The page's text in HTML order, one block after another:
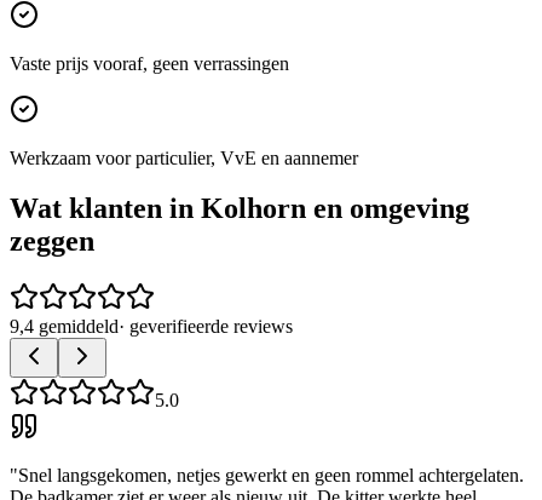
Vaste prijs vooraf, geen verrassingen
Werkzaam voor particulier, VvE en aannemer
Wat klanten in Kolhorn en omgeving
zeggen
9,4 gemiddeld· geverifieerde reviews
5.0
"Snel langsgekomen, netjes gewerkt en geen rommel achtergelaten.